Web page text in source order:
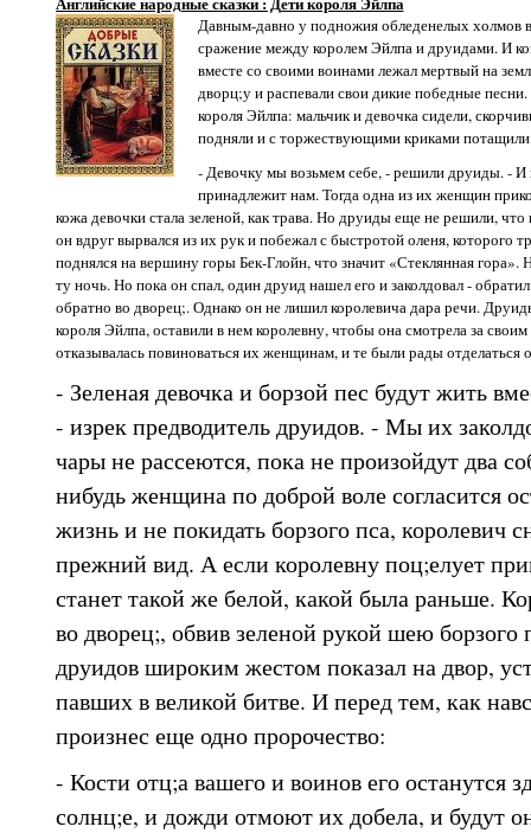
Давным-давно у подножия обледенелых холмов
сражение между королем Эйлпа и друидами. И
вместе со своими воинами лежал мертвый на
дворц;у и распевали свои дикие победные
короля Эйлпа: мальчик и девочка сидели,
подняли и с торжествующими криками потащили
- Девочку мы возьмем себе, - решили друиды. - И
принадлежит нам. Тогда одна из их женщин
кожа девочки стала зеленой, как трава. Но друиды еще не решили,
он вдруг вырвался из их рук и побежал с быстротой оленя, которого
поднялся на вершину горы Бек-Глойн, что значит «Стеклянная гора».
ту ночь. Но пока он спал, один друид нашел его и заколдовал -
обратно во дворец;. Однако он не лишил королевича дара речи.
короля Эйлпа, оставили в нем королевну, чтобы она смотрела за
отказывалась повиноваться их женщинам, и те были рады отделаться
- Зеленая девочка и борзой пес будут жить
- изрек предводитель друидов. - Мы их
чары не рассеются, пока не произойдут два
нибудь женщина по доброй воле согласится
жизнь и не покидать борзого пса, королевич
прежний вид. А если королевну поц;елует
станет такой же белой, какой была раньше.
во дворец;, обвив зеленой рукой шею борзого
друидов широким жестом показал на двор,
павших в великой битве. И перед тем, как
произнес еще одно пророчество:
- Кости отц;а вашего и воинов его останутся
солнц;е, и дожди отмоют их добела, и будут